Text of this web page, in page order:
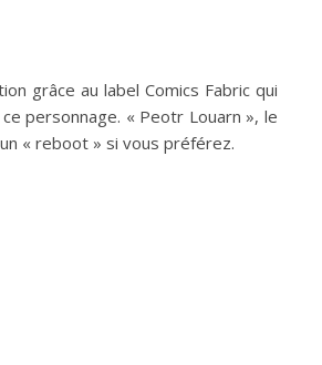
grâce au label Comics Fabric qui
personnage. « Peotr Louarn », le
« reboot » si vous préférez.